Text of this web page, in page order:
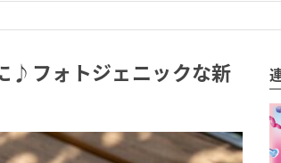
♪フォトジェニックな新